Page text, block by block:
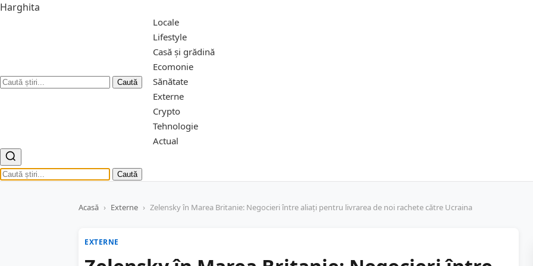
Harghita
Caută
Locale
Lifestyle
Casă și grădină
Ecomonie
Sănătate
Externe
Crypto
Tehnologie
Actual
Caută
Acasă › Externe › Zelensky în Marea Britanie: Negocieri între aliați pentru livrarea de noi rachete către Ucraina
EXTERNE